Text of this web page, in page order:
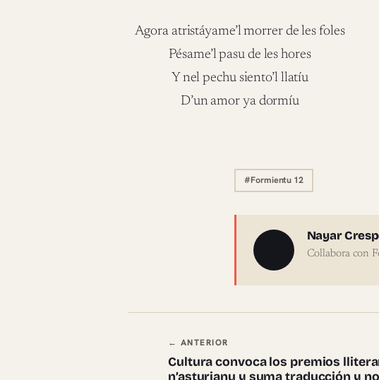
Agora atristáyame’l morrer de les foles
Pésame’l pasu de les hores
Y nel pechu siento’l llatíu
D’un amor ya dormíu
#Formientu 12
SobreNayar
Collabora con
Navegación ente
← ANTERIOR
Cultura convoca los premios